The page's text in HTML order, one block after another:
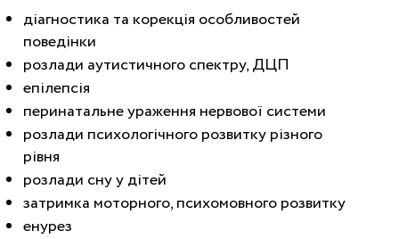
діагностика та корекція особливостей
поведінки
розлади аутистичного спектру, ДЦП
епілепсія
перинатальне ураження нервової системи
розлади психологічного розвитку різного
рівня
розлади сну у дітей
затримка моторного, психомовного розвитку
енурез